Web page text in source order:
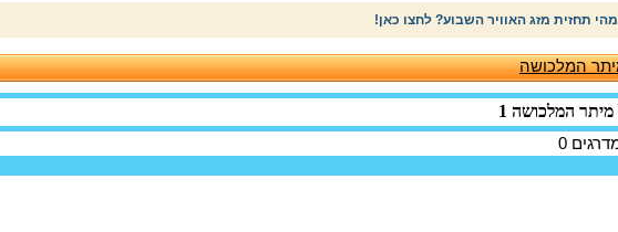
תחזית מזג האוויר השבוע? לחצו כאן!
המלכושה
המלכושה 1
0